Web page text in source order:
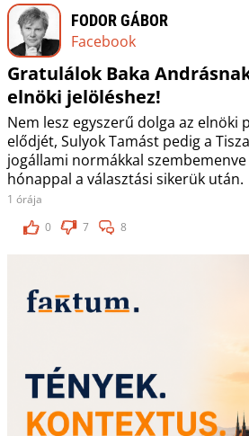
FODOR GÁBOR
Facebook
Gratulálok Baka
elnöki jelöléshez!
Nem lesz egyszerű dolga az elnöki
elődjét, Sulyok Tamást pedig a
jogállami normákkal
hónappal a választási sikerük után.
1 órája
0
7 8